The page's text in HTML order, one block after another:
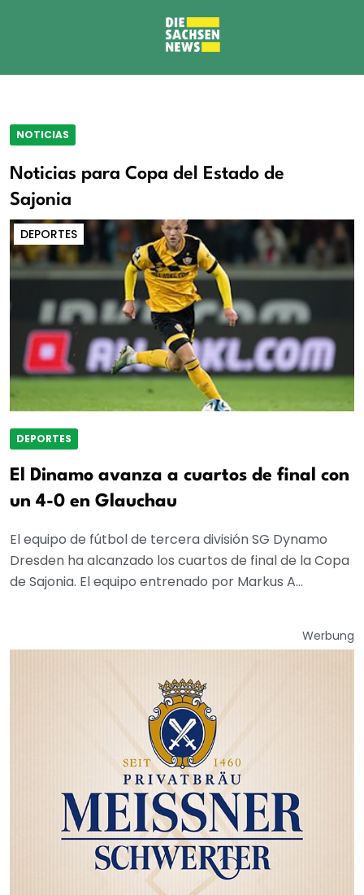
NOTICIAS
Noticias para Copa del Estado de
Sajonia
DEPORTES
DEPORTES
El Dinamo avanza a cuartos de final con
un 4-0 en Glauchau
El equipo de fútbol de tercera división SG Dynamo
Dresden ha alcanzado los cuartos de final de la Copa
de Sajonia. El equipo entrenado por Markus A...
Werbung